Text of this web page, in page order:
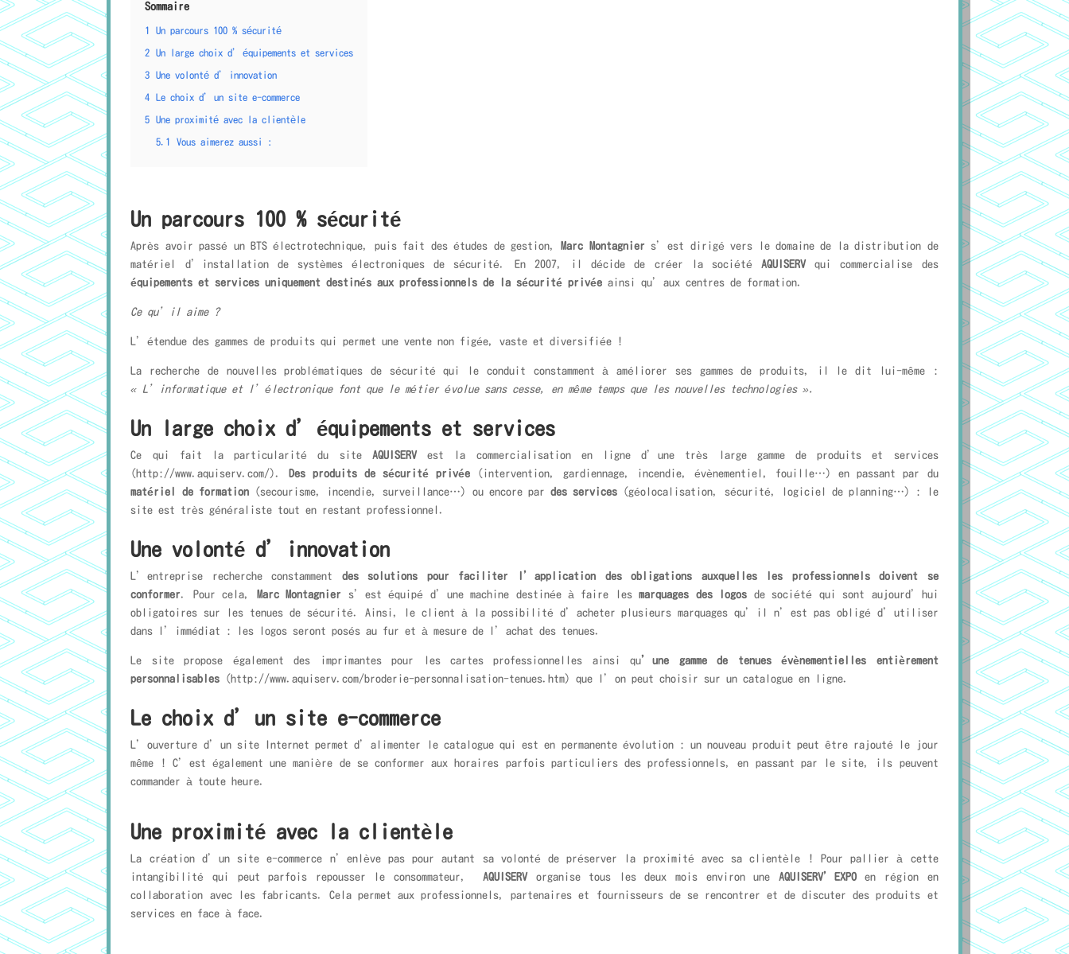
Sommaire
1 Un parcours 100 % sécurité
2 Un large choix d’équipements et services
3 Une volonté d’innovation
4 Le choix d’un site e-commerce
5 Une proximité avec la clientèle
5.1 Vous aimerez aussi :
Un parcours 100 % sécurité
Après avoir passé un BTS électrotechnique, puis fait des études de gestion, Marc Montagnier s’est dirigé vers le domaine de la distribution de
matériel d’installation de systèmes électroniques de sécurité. En 2007, il décide de créer la sociétéAQUISERV qui commercialise des
équipements et services uniquement destinés aux professionnels de la sécurité privée ainsi qu’aux centres de formation.
Ce qu’il aime ?
L’étendue des gammes de produits qui permet une vente non figée, vaste et diversifiée !
La recherche de nouvelles problématiques de sécurité qui le conduit constamment à améliorer ses gammes de produits, il le dit lui-même :
« L’informatique et l’électronique font que le métier évolue sans cesse, en même temps que les nouvelles technologies ».
Un large choix d’équipements et services
Ce qui fait la particularité du site AQUISERVest la commercialisation en ligne d’une très large gamme de produits et services
(http://www.aquiserv.com/).
Des produits de sécurité privée (intervention, gardiennage, incendie, évènementiel, fouille…) en passant par du
matériel de formation(secourisme, incendie, surveillance…) ou encore pardes services (géolocalisation, sécurité, logiciel de planning…) : le
site est très généraliste tout en restant professionnel.
Une volonté d’innovation
L’entreprise recherche constamment des solutions pour faciliter l’application des obligations auxquelles les professionnels doivent se
conformer. Pour cela, Marc Montagnier s’est équipé d’une machine destinée à faire lesmarquages des logos de société qui sont aujourd’hui
obligatoires sur les tenues de sécurité. Ainsi, le client à la possibilité d’acheter plusieurs marquages qu’il n’est pas obligé d’utiliser
dans l’immédiat : les logos seront posés au fur et à mesure de l’achat des tenues.
Le site propose également des imprimantes pour les cartes professionnelles ainsi qu’une gamme de tenues évènementielles entièrement
personnalisables
(http://www.aquiserv.com/broderie-personnalisation-tenues.htm) que l’on peut choisir sur un catalogue en ligne.
Le choix d’un site e-commerce
L’ouverture d’un site Internet permet d’alimenter le catalogue qui est en permanente évolution : un nouveau produit peut être rajouté le jour
même ! C’est également une manière de se conformer aux horaires parfois particuliers des professionnels, en passant par le site, ils peuvent
commander à toute heure.
Une proximité avec la clientèle
La création d’un site e-commerce n’enlève pas pour autant sa volonté de préserver la proximité avec sa clientèle ! Pour pallier à cette
intangibilité qui peut parfois repousser le consommateur,
AQUISERV organise tous les deux mois environ une AQUISERV’EXPOen région en
collaboration avec les fabricants. Cela permet aux professionnels, partenaires et fournisseurs de se rencontrer et de discuter des produits et
services en face à face.